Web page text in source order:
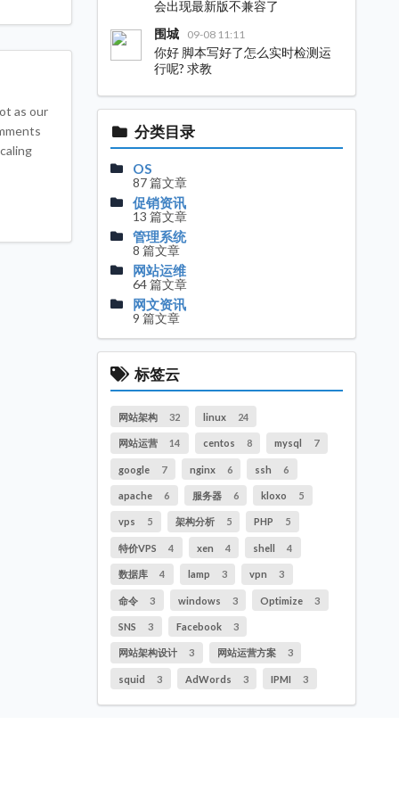
as our
会出现最新版不兼容了
围城
09-08 11:11
你好 脚本写好了怎么实时检测运
行呢? 求教
分类目录
OS
87 篇文章
促销资讯
13 篇文章
管理系统
8 篇文章
网站运维
64 篇文章
网文资讯
9 篇文章
标签云
网站架构 32 linux 24
网站运营 14 centos 8 mysql 7
google 7 nginx 6 ssh 6
apache 6 服务器 6 kloxo 5
vps 5 架构分析 5 PHP 5
特价VPS 4 xen 4 shell 4
数据库 4 lamp 3 vpn 3
命令 3 windows 3 Optimize 3
SNS 3 Facebook 3
网站架构设计 3 网站运营方案 3
squid 3 AdWords 3 IPMI 3